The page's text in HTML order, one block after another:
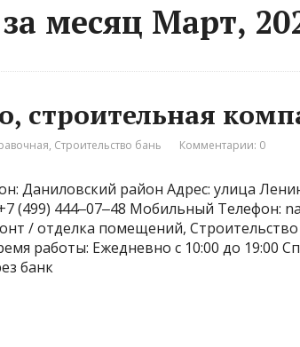
месяц Март,
строительная
, Строительство бань Комментарии: 0
Даниловский район Адрес: улица
(499) 444‒07‒48 Мобильный Телефон:
/ отделка помещений,
работы: Ежедневно с 10:00 до 19:00
банк